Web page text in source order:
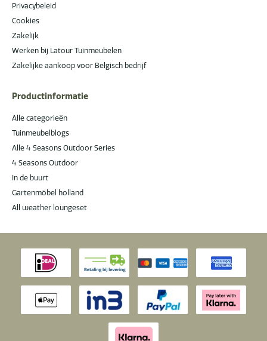
Privacybeleid
Cookies
Zakelijk
Werken bij Latour Tuinmeubelen
Zakelijke aankoop voor Belgisch bedrijf
Productinformatie
Alle categorieën
Tuinmeubelblogs
Alle 4 Seasons Outdoor Series
4 Seasons Outdoor
In de buurt
Gartenmöbel holland
All weather loungeset